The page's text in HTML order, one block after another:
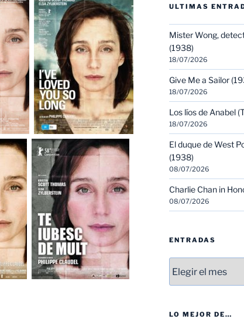
ULTIMAS
Mister Wong,
(1938)
18/07/2026
Give Me a Sailor
18/07/2026
Los líos de Anabel
18/07/2026
El duque de West
(1938)
08/07/2026
Charlie Chan in
08/07/2026
ENTRADAS
LO MEJOR DE…